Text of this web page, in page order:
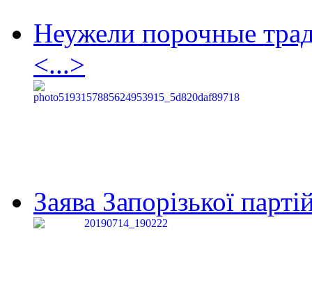
Неужели порочные
<...>
Заява Запорізької